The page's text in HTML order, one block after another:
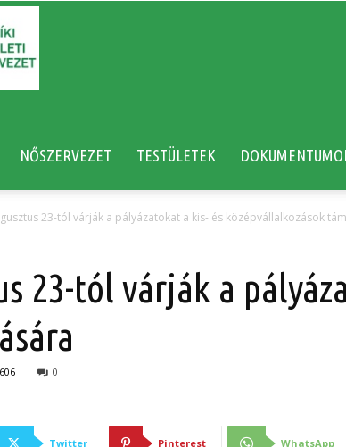
NŐSZERVEZET TESTÜLETEK
23-tól várják a pályázatokat a kis- és középvállalkozások
23-tól várják a
606 0
Twitter Pinterest WhatsApp